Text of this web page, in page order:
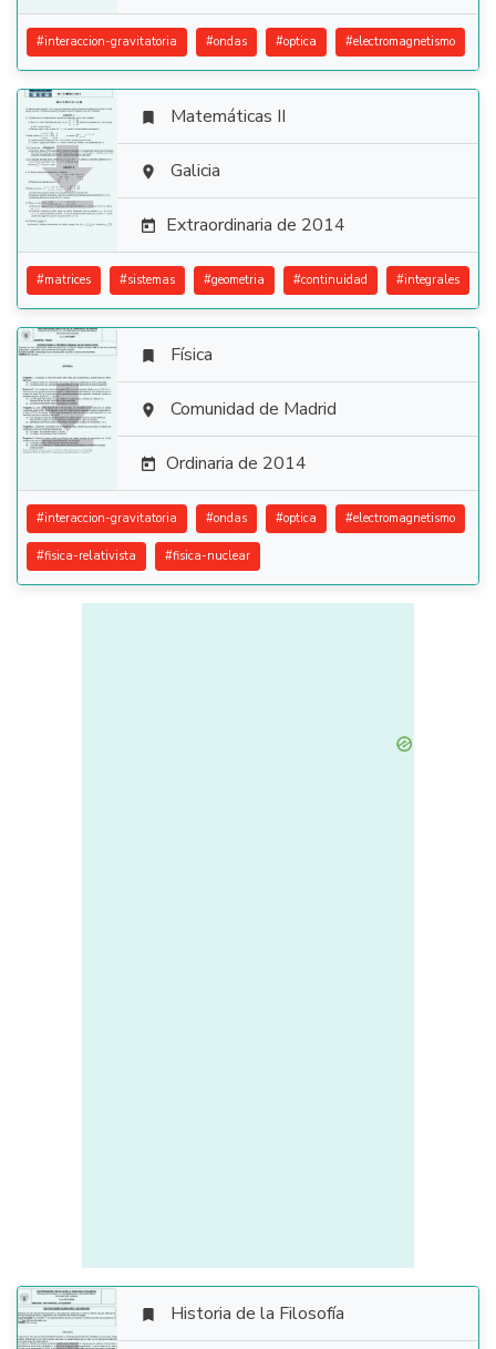
#interaccion-gravitatoria #ondas #optica #electromagnetismo

 Matemáticas II
 Galicia
 Extraordinaria de 2014
#matrices #sistemas #geometria #continuidad #integrales

 Física
 Comunidad de Madrid
 Ordinaria de 2014
#interaccion-gravitatoria #ondas #optica #electromagnetismo
#fisica-relativista #fisica-nuclear
 Historia de la Filosofía